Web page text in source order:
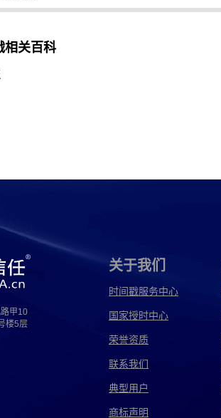
相关百科
甲10
楼5层
关于我们
时间戳服务中心
国家授时中心
荣誉资质
联系我们
典型用户
商标声明